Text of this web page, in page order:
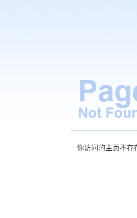
你访问的主页不存